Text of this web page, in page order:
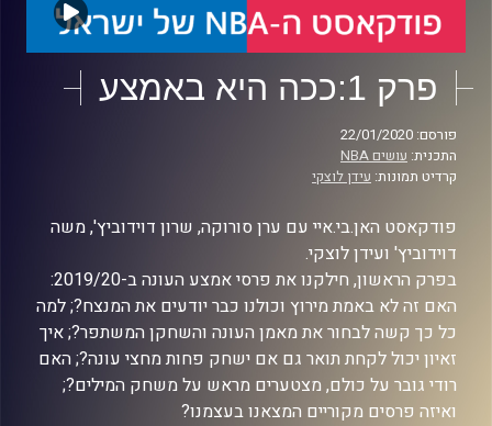
פרק 1:ככה היא באמצע
פורסם: 22/01/2020
התכנית: עושים NBA
קרדיט תמונות: עידן לוצקי
פודקאסט האן.בי.איי עם ערן סורוקה, שרון דוידוביץ', משה
דוידוביץ' ועידן לוצקי.
בפרק הראשון, חילקנו את פרסי אמצע העונה ב-2019/20:
האם זה לא באמת מירוץ וכולנו כבר יודעים את המנצח?; למה
כל כך קשה לבחור את מאמן העונה והשחקן המשתפר?; איך
זאיון יכול לקחת תואר גם אם ישחק פחות מחצי עונה?; האם
רודי גובר על כולם, מצטערים מראש על משחק המילים?;
ואיזה פרסים מקוריים המצאנו בעצמנו?